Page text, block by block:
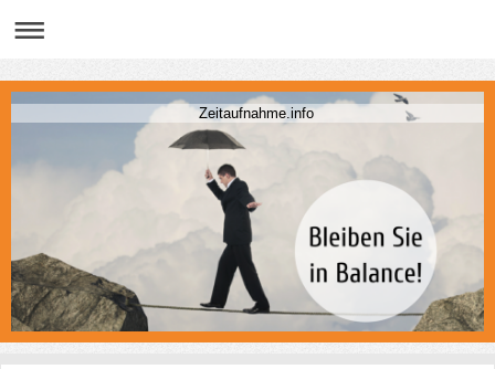
Zeitaufnahme.info